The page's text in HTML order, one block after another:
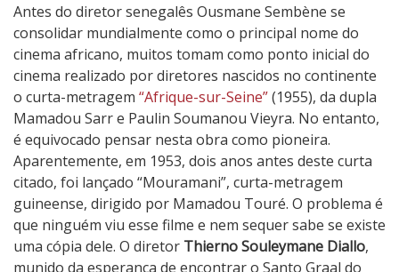
N
o
C
e
m
i
t
é
r
i
o
d
o
Antes do diretor senegalês Ousmane Sembène se
consolidar mundialmente como o principal nome do
cinema africano, muitos tomam como ponto inicial do
cinema realizado por diretores nascidos no continente
o curta-metragem “Afrique-sur-Seine”(1955), da dupla
Mamadou Sarr e Paulin Soumanou Vieyra. No entanto,
é equivocado pensar nesta obra como pioneira.
Aparentemente, em 1953, dois anos antes deste curta
citado, foi lançado “Mouramani”, curta-metragem
guineense, dirigido por Mamadou Touré. O problema é
que ninguém viu esse filme e nem sequer sabe se existe
uma cópia dele. O diretor Thierno Souleymane Diallo,
munido da esperança de encontrar o Santo Graal do